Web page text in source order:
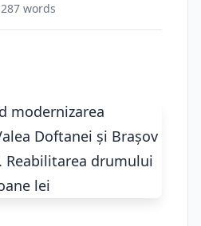
287 words